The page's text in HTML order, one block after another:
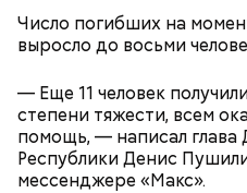
Число погибших на
выросло до восьми
— Еще 11 человек
степени тяжести, всем
помощь, — написал
Республики Денис
мессенджере «Макс».